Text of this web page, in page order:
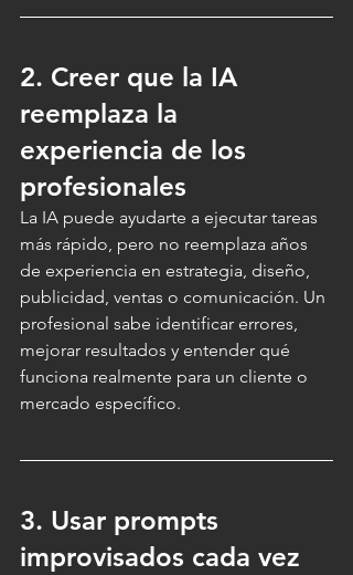
2. Creer que la IA
reemplaza la
experiencia de los
profesionales
La IA puede ayudarte a ejecutar tareas
más rápido, pero no reemplaza años
de experiencia en estrategia, diseño,
publicidad, ventas o comunicación. Un
profesional sabe identificar errores,
mejorar resultados y entender qué
funciona realmente para un cliente o
mercado específico.
3. Usar prompts
improvisados cada vez